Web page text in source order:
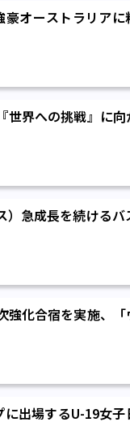
オーストラリアに
世界への挑戦』に向
）急成長を続けるバ
強化合宿を実施、「
出場するU-19女子